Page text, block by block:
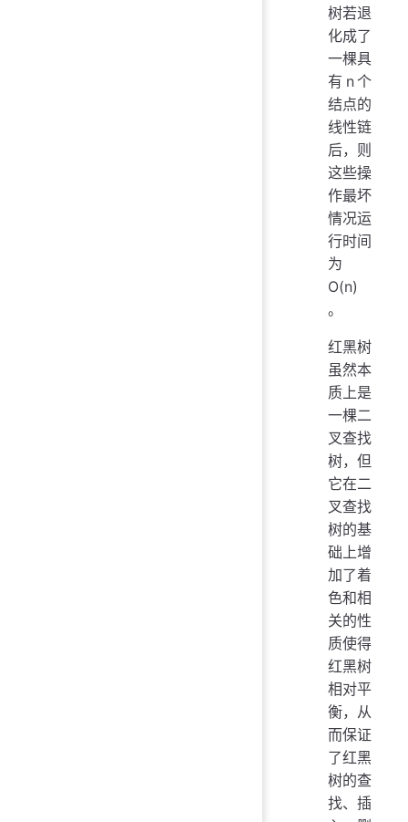
树若退
化成了
一棵具
有n个
结点的
线性链
后，则
这些操
作最坏
情况运
行时间
为
O(n)
。
红黑树
虽然本
质上是
一棵二
叉查找
树，但
它在二
叉查找
树的基
础上增
加了着
色和相
关的性
质使得
红黑树
相对平
衡，从
而保证
了红黑
树的查
找、插